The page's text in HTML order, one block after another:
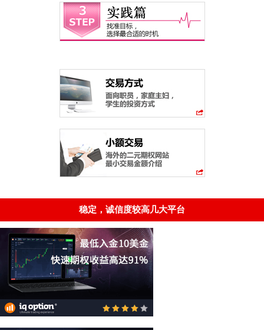
稳定，诚信度较高几大平台